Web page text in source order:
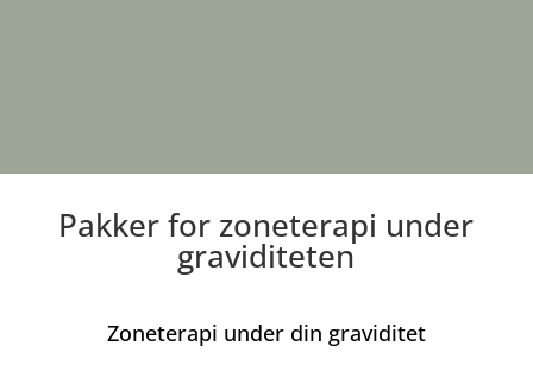
Pakker for zoneterapi under
graviditeten
Zoneterapi under din graviditet